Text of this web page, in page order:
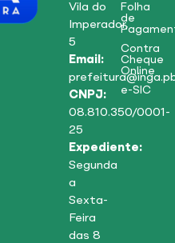
Vila do
Imperador,
5
Email:
CNPJ:
08.810.350/0001-
25
Expediente:
Segunda
a
Sexta-
Feira
das 8
Folha
de
Contra
Cheque
Online
e-SIC